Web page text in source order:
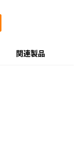
関連製品